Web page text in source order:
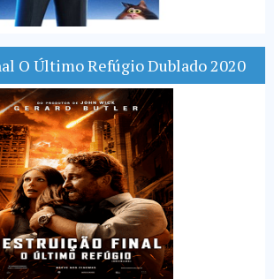
O Último Refúgio Dublado 2020